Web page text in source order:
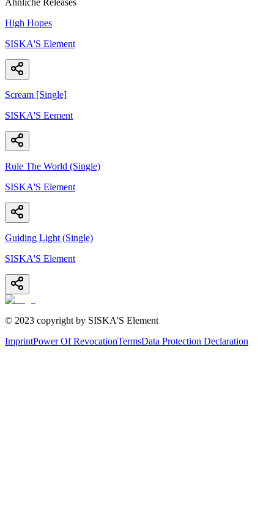
High Hopes
SISKA'S Element
Scream [Single]
SISKA'S Eement
Rule The World (Single)
SISKA'S Element
Guiding Light (Single)
SISKA'S Element
© 2023 copyright by SISKA'S Element
ImprintPower Of RevocationTermsData Protection Declaration